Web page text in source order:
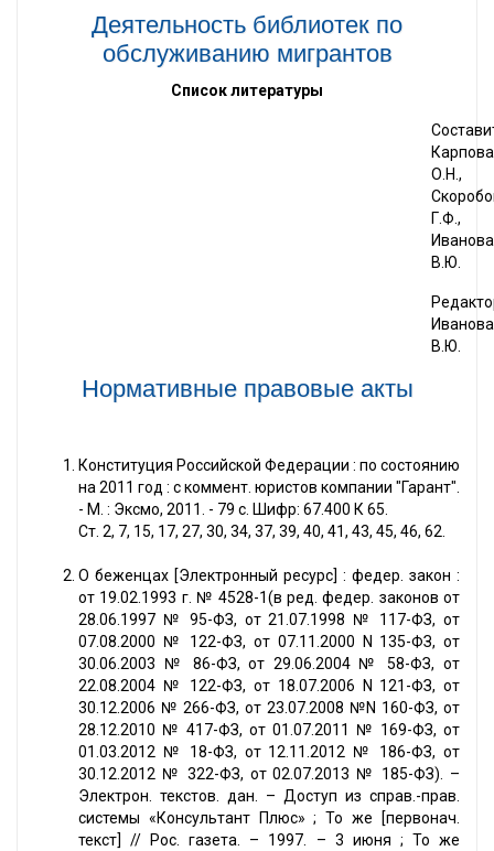
Деятельность библиотек по
обслуживанию мигрантов
Список литературы
Карпова
О.Н.,
Г.Ф.,
Иванова
В.Ю.
Иванова
В.Ю.
Нормативные правовые акты
Конституция Российской Федерации : по состоянию
на 2011 год : с коммент. юристов компании "Гарант".
- М. : Эксмо, 2011. - 79 с. Шифр: 67.400 К 65.
Ст. 2, 7, 15, 17, 27, 30, 34, 37, 39, 40, 41, 43, 45, 46, 62.
О беженцах [Электронный ресурс] : федер. закон :
от 19.02.1993 г. № 4528-1(в ред. федер. законов от
28.06.1997 № 95-ФЗ, от 21.07.1998 № 117-ФЗ, от
07.08.2000 № 122-ФЗ, от 07.11.2000 N 135-ФЗ, от
30.06.2003 № 86-ФЗ, от 29.06.2004 № 58-ФЗ, от
22.08.2004 № 122-ФЗ, от 18.07.2006 N 121-ФЗ, от
30.12.2006 № 266-ФЗ, от 23.07.2008 №N 160-ФЗ, от
28.12.2010 № 417-ФЗ, от 01.07.2011 № 169-ФЗ, от
01.03.2012 № 18-ФЗ, от 12.11.2012 № 186-ФЗ, от
30.12.2012 № 322-ФЗ, от 02.07.2013 № 185-ФЗ). –
Электрон. текстов. дан. – Доступ из справ.-прав.
системы «Консультант Плюс» ; То же [первонач.
текст] // Рос. газета. – 1997. – 3 июня ; То же